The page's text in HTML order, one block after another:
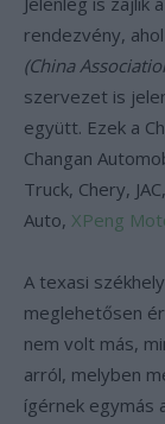
rendezvény,
(China
szervezet is
együtt. Ezek a
Changan
Truck, Chery, JAC,
Auto, XPeng
A texasi
meglehetősen
nem volt más,
arról, melyben
ígérnek egymás